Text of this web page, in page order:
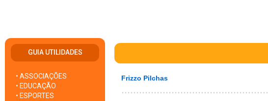
GUIA UTILIDADES
• ASSOCIAÇÕES
• EDUCAÇÃO
• ESPORTES
Frizzo Pilchas